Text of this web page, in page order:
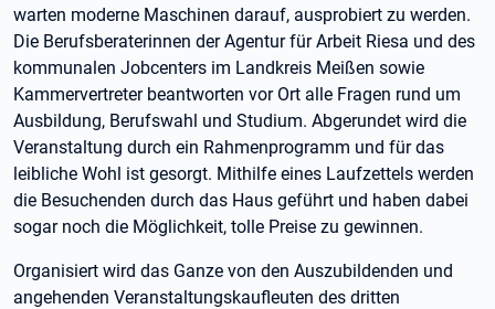
warten moderne Maschinen darauf, ausprobiert zu werden.
Die Berufsberaterinnen der Agentur für Arbeit Riesa und des
kommunalen Jobcenters im Landkreis Meißen sowie
Kammervertreter beantworten vor Ort alle Fragen rund um
Ausbildung, Berufswahl und Studium. Abgerundet wird die
Veranstaltung durch ein Rahmenprogramm und für das
leibliche Wohl ist gesorgt. Mithilfe eines Laufzettels werden
die Besuchenden durch das Haus geführt und haben dabei
sogar noch die Möglichkeit, tolle Preise zu gewinnen.
Organisiert wird das Ganze von den Auszubildenden und
angehenden Veranstaltungskaufleuten des dritten